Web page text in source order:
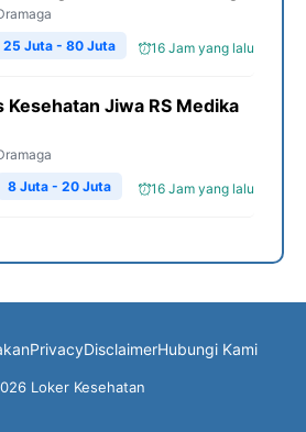
16 Jam yang lalu
25 Juta - 80 Juta
Kesehatan Jiwa RS Medika
16 Jam yang lalu
8 Juta - 20 Juta
PrivacyDisclaimerHubungi Kami
Loker Kesehatan